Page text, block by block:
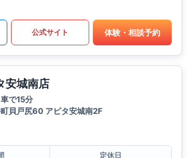
公式サイト 体験・相談予約
安城南店
で15分
貝戸尻60 アピタ安城南2F
定休日